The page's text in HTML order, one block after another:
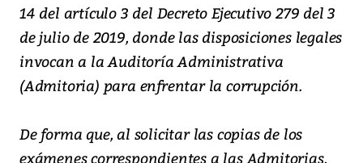
14 del artículo 3 del Decreto Ejecutivo 279 del 3
de julio de 2019, donde las disposiciones legales
invocan a la Auditoría Administrativa
(Admitoria) para enfrentar la corrupción.
De forma que, al solicitar las copias de los
exámenes correspondientes a las Admitorias,